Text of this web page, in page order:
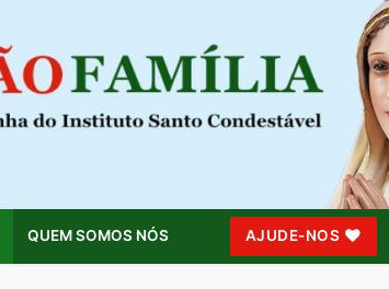
QUEM SOMOS NÓS AJUDE-NOS